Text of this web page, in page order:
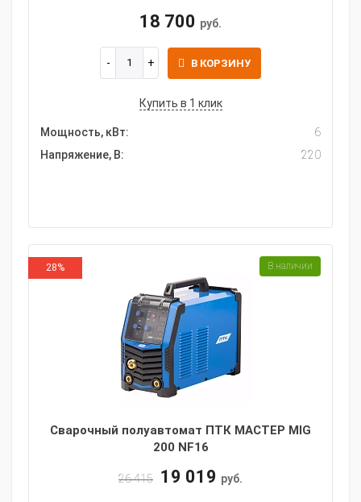
18 700 руб.
В КОРЗИНУ
Купить в 1 клик
Мощность, кВт:
6
Напряжение, В:
220
28%
Сварочный полуавтомат ПТК МАСТЕР MIG
200 NF16
26 415 19 019 руб.
В наличии